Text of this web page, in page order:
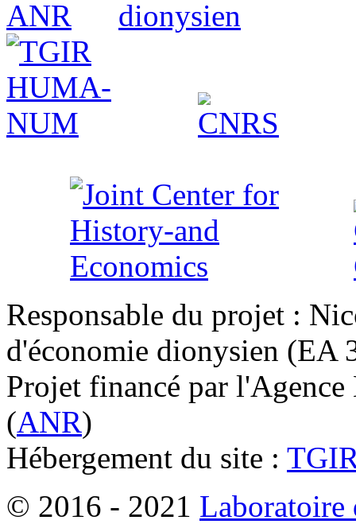
Responsable du projet :
d'économie dionysien
Projet financé par l'Agence
(ANR)
Hébergement du site :
© 2016 - 2021 Laboratoire